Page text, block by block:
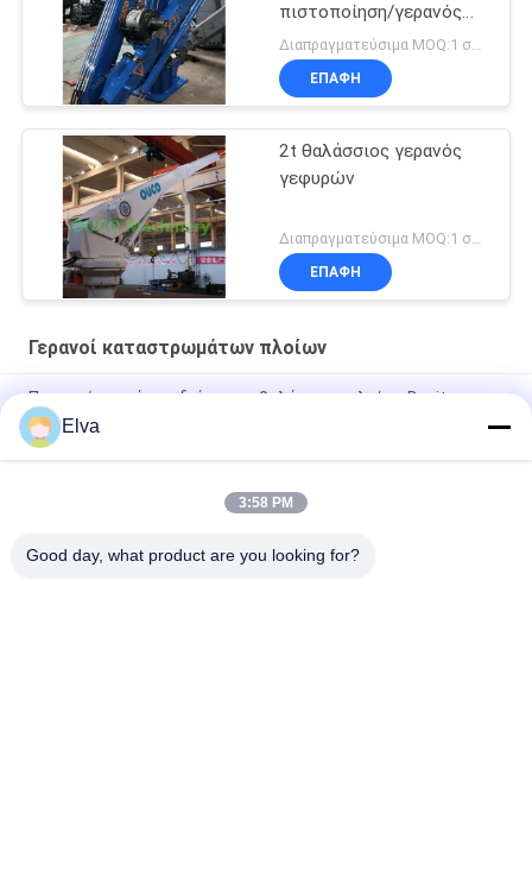
πιστοποίηση/γερανός
βραχιόνων
καταστρώματος
Διαπραγματεύσιμα MOQ:1 σύνολο
ΕΠΑΦΉ
2t θαλάσσιος γερανός
γεφυρών
ΕΠΑΦΉ
Γερανοί καταστρωμάτων πλοίων
Προηγμένο σκάφος διάσωσης θαλάσσιων πλοίων Davit
System A Frame
Σύστημα διάσωσης με ένα χέρι για σωσίβιες και σωσίβιες
Elva
3:58 PM
Good day, what product are you looking for?